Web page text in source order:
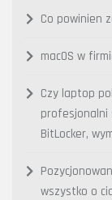
Co powinien
macOS w
Czy laptop
profesjonalni
BitLocker,
wszystko o